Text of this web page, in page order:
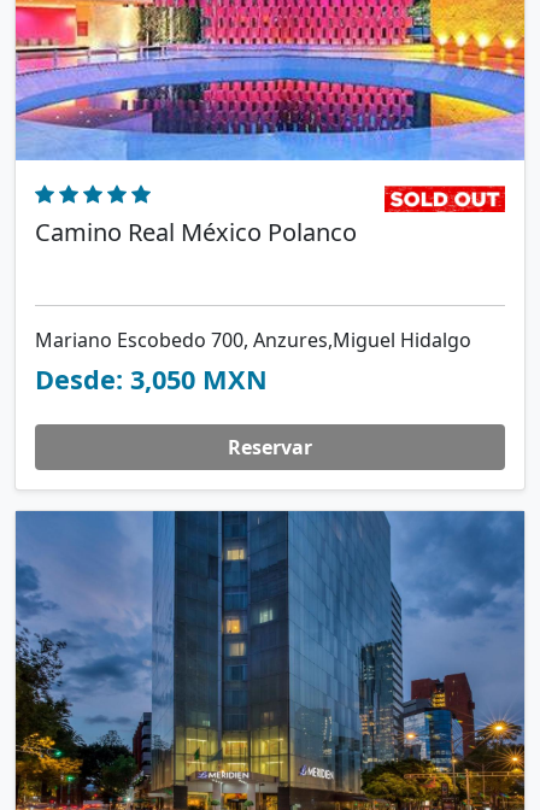
Camino Real México Polanco
Mariano Escobedo 700, Anzures,Miguel Hidalgo
Desde: 3,050 MXN
Reservar